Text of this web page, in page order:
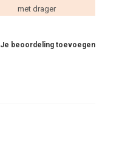
met drager
Je beoordeling toevoegen